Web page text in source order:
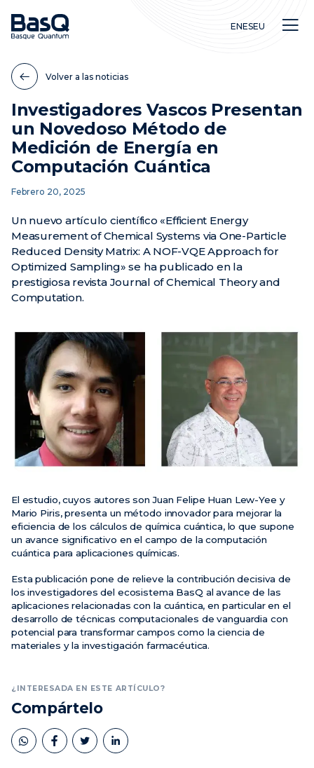
Investigación
Educación
Eventos
Vídeos
ENESEU
Volver a las noticias
Investigadores Vascos Presentan
un Novedoso Método de
Medición de Energía en
Computación Cuántica
Febrero 20, 2025
Un nuevo artículo científico «Efficient Energy
Measurement of Chemical Systems via One-Particle
Reduced Density Matrix: A NOF-VQE Approach for
Optimized Sampling» se ha publicado en la
prestigiosa revista Journal of Chemical Theory and
Computation.
El estudio, cuyos autores son Juan Felipe Huan Lew-Yee y
Mario Piris, presenta un método innovador para mejorar la
eficiencia de los cálculos de química cuántica, lo que supone
un avance significativo en el campo de la computación
cuántica para aplicaciones químicas.
Esta publicación pone de relieve la contribución decisiva de
los investigadores del ecosistema BasQ al avance de las
aplicaciones relacionadas con la cuántica, en particular en el
desarrollo de técnicas computacionales de vanguardia con
potencial para transformar campos como la ciencia de
materiales y la investigación farmacéutica.
¿INTERESADA EN ESTE ARTÍCULO?
Compártelo